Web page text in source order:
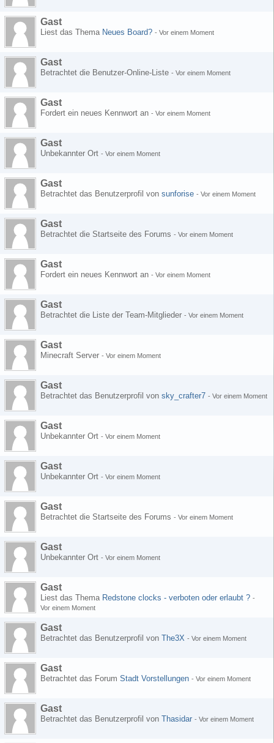
Gast
Liest das Thema Neues Board? - Vor einem Moment
Gast
Betrachtet die Benutzer-Online-Liste - Vor einem Moment
Gast
Fordert ein neues Kennwort an - Vor einem Moment
Gast
Unbekannter Ort - Vor einem Moment
Gast
Betrachtet das Benutzerprofil von sunforise - Vor einem Moment
Gast
Betrachtet die Startseite des Forums - Vor einem Moment
Gast
Fordert ein neues Kennwort an - Vor einem Moment
Gast
Betrachtet die Liste der Team-Mitglieder - Vor einem Moment
Gast
Minecraft Server - Vor einem Moment
Gast
Betrachtet das Benutzerprofil von sky_crafter7 - Vor einem Moment
Gast
Unbekannter Ort - Vor einem Moment
Gast
Unbekannter Ort - Vor einem Moment
Gast
Betrachtet die Startseite des Forums - Vor einem Moment
Gast
Unbekannter Ort - Vor einem Moment
Gast
Liest das Thema Redstone clocks - verboten oder erlaubt ? -
Vor einem Moment
Gast
Betrachtet das Benutzerprofil von The3X - Vor einem Moment
Gast
Betrachtet das Forum Stadt Vorstellungen - Vor einem Moment
Gast
Betrachtet das Benutzerprofil von Thasidar - Vor einem Moment